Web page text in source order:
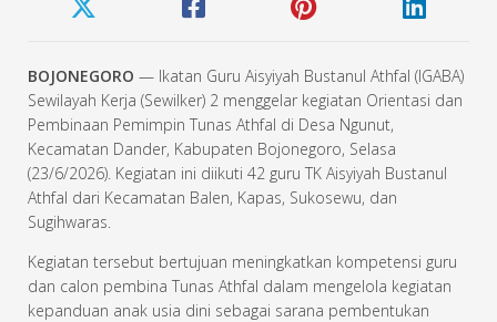
BOJONEGORO — Ikatan Guru Aisyiyah Bustanul Athfal (IGABA)
Sewilayah Kerja (Sewilker) 2 menggelar kegiatan Orientasi dan
Pembinaan Pemimpin Tunas Athfal di Desa Ngunut,
Kecamatan Dander, Kabupaten Bojonegoro, Selasa
(23/6/2026). Kegiatan ini diikuti 42 guru TK Aisyiyah Bustanul
Athfal dari Kecamatan Balen, Kapas, Sukosewu, dan
Sugihwaras.
Kegiatan tersebut bertujuan meningkatkan kompetensi guru
dan calon pembina Tunas Athfal dalam mengelola kegiatan
kepanduan anak usia dini sebagai sarana pembentukan